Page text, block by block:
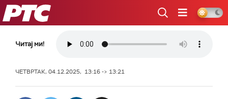
РТС
Читај ми!
ЧЕТВРТАК, 04.12.2025, 13:16 -> 13:21